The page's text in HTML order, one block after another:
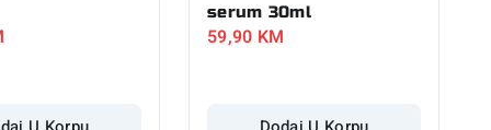
serum 30ml
59,90 KM